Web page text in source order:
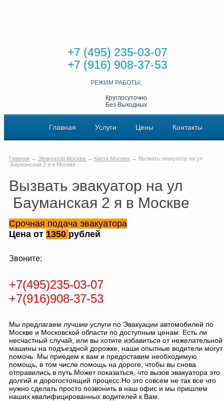
+7 (495) 235-03-07
+7 (916) 908-37-53
РЕЖИМ РАБОТЫ:
Круглосуточно
Без Выходных
Главная Услуги Цены Контакты
Главная → Эвакуатор Москва → Карта Москвы → Вызвать эвакуатор на ул
Бауманская 2 я в Москве
Вызвать эвакуатор на ул
Бауманская 2 я в Москве
Срочная подача эвакуатора
Цена от 1350 рублей
Звоните:
+7(495)235-03-07
+7(916)908-37-53
Мы предлагаем лучшие услуги по Эвакуации автомобилей по
Москве и Московской области по доступным ценам. Есть ли
несчастный случай, или вы хотите избавиться от нежелательной
машины на подъездной дорожке, наши опытные водители могут
помочь. Мы приедем к вам и предоставим необходимую
помощь, в том числе помощь на дороге, чтобы вы снова
отправились в путь.Может показаться, что вызов эвакуатора это
долгий и дорогостоящий процесс.Но это совсем не так все что
нужно сделать просто позвонить в наш офис и мы пришлем
наших квалифицированных водителей к Вам.